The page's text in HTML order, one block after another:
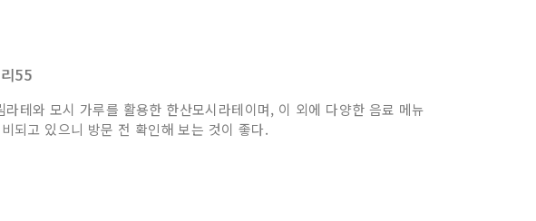
55
테와 모시 가루를 활용한 한산모시라테이며, 이 외에 다양한 음료 메뉴
되고 있으니 방문 전 확인해 보는 것이 좋다.